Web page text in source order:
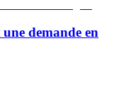
demande en